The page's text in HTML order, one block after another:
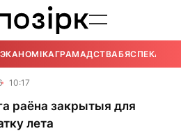
ЭКАНОМІКАГРАМАДСТВАБЯСПЕКА
10:17
раёна закрытыя для
лета